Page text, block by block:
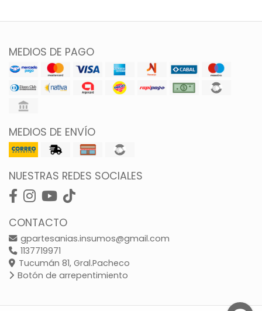
MEDIOS DE PAGO
MEDIOS DE ENVÍO
NUESTRAS REDES SOCIALES
CONTACTO
gpartesanias.insumos@gmail.com
1137719971
Tucumán 81, Gral.Pacheco
Botón de arrepentimiento